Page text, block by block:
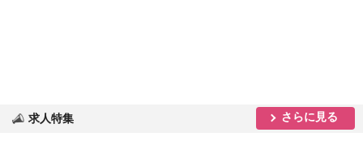
求人特集 さらに見る